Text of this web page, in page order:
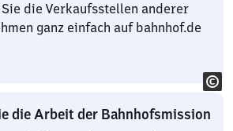
die Verkaufsstellen anderer
ganz einfach auf bahnhof.de
die Arbeit der Bahnhofsmission